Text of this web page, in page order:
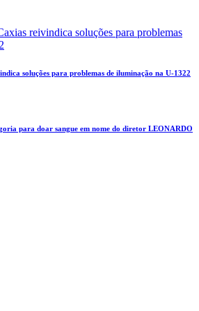
soluções para problemas de iluminação na U-1322
para doar sangue em nome do diretor LEONARDO